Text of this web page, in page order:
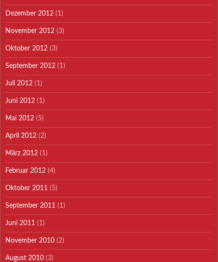
Dezember 2012 (1)
November 2012 (3)
Oktober 2012 (3)
September 2012 (1)
Juli 2012 (1)
Juni 2012 (1)
Mai 2012 (5)
April 2012 (2)
März 2012 (1)
Februar 2012 (4)
Oktober 2011 (5)
September 2011 (1)
Juni 2011 (1)
November 2010 (2)
August 2010 (3)